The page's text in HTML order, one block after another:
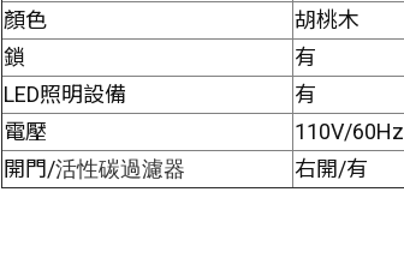
顏色
胡桃木
鎖
有
LED照明設備
有
電壓
110V/60Hz
開門/活性碳過濾器 右開/有